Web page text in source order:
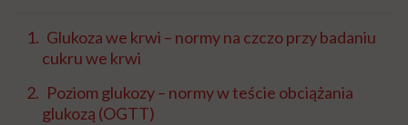
Glukoza we krwi – normy na czczo przy badaniu
cukru we krwi
Poziom glukozy – normy w teście obciążania
glukozą (OGTT)